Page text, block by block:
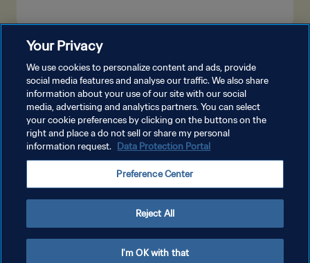
POLITIQUE DE CONFIDENTIALITÉ
CONDITIONS D'UTILISATION
GÉRER VOS PRÉFÉRENCES SUR LES COOKIES
Copyright © 1994 - 2026 FIFA. Tous droits réservés.
Your Privacy
We use cookies to personalize content and ads, provide
social media features and analyse our traffic. We also share
information about your use of our site with our social
media, advertising and analytics partners. You can select
your cookie preferences by clicking on the buttons on the
right and place a do not sell or share my personal
information request. Data Protection Portal
Preference Center
Reject All
I'm OK with that